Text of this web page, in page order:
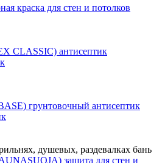
краска для стен и потолков
CLASSIC) антисептик
грунтовочный антисептик
душевых, раздевалках бань
защита для стен и